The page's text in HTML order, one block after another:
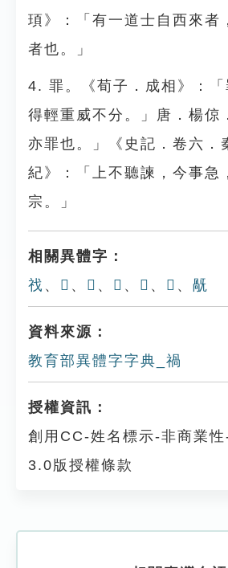
頊》：「有一道士自西來者
者也。」
4. 罪。《荀子．成相》：
得輕重威不分。」唐．楊倞
亦罪也。」《史記．卷六．
紀》：「上不聽諫，今事急
宗。」
相關異體字：
䄀 、 𣨱 、 𥙯 、 𣨷 、 𧙹 、 𥛔 、 旤
資料來源：
教育部異體字字典_禍
授權資訊：
創用CC-姓名標示-非商業
3.0版授權條款